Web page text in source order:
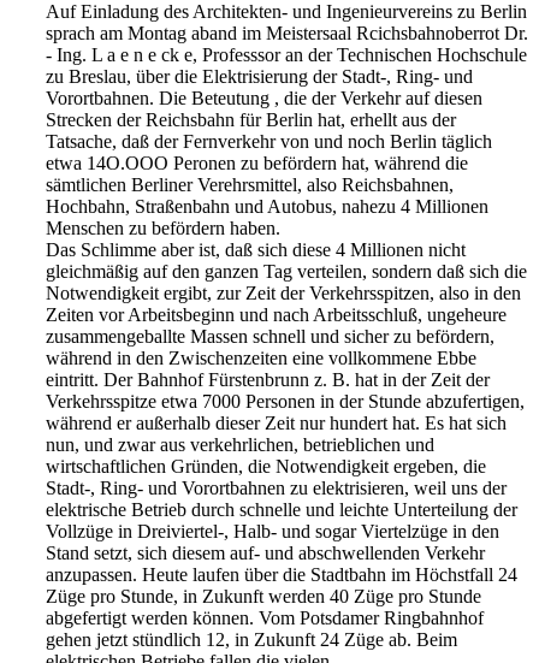
Auf Einladung des Architekten- und Ingenieurvereins zu Berlin
sprach am Montag aband im Meistersaal Rcichsbahnoberrot Dr.
- Ing. L a e n e ck e, Professsor an der Technischen Hochschule
zu Breslau, über die Elektrisierung der Stadt-, Ring- und
Vorortbahnen. Die Beteutung , die der Verkehr auf diesen
Strecken der Reichsbahn für Berlin hat, erhellt aus der
Tatsache, daß derFernverkehr von und noch Berlin täglich
etwa 14O.OOO Peronen zu befördern hat, während die
sämtlichen Berliner Verehrsmittel, also Reichsbahnen,
Hochbahn, Straßenbahn und Autobus, nahezu 4 Millionen
Menschen zu befördern haben.
Das Schlimme aber ist, daß sich diese 4 Millionen nicht
gleichmäßig auf den ganzen Tag verteilen, sondern daß sich die
Notwendigkeit ergibt, zur Zeit der Verkehrsspitzen, also in den
Zeiten vorArbeitsbeginn und nach Arbeitsschluß, ungeheure
zusammengeballte Massen schnell und sicher zu befördern,
während in den Zwischenzeiten eine vollkommene Ebbe
eintritt. Der Bahnhof Fürstenbrunn z. B. hat in der Zeit der
Verkehrsspitze etwa 7000 Personen in der Stunde abzufertigen,
während er außerhalb dieser Zeit nur hundert hat. Es hat sich
nun, und zwar aus verkehrlichen, betrieblichen und
wirtschaftlichen Gründen, die Notwendigkeit ergeben, die
Stadt-, Ring- und Vorortbahnen zu elektrisieren, weil uns der
elektrische Betrieb durch schnelle und leichte Unterteilung der
Vollzüge in Dreiviertel-, Halb- und sogar Viertelzüge in den
Stand setzt, sich diesem auf- und abschwellenden Verkehr
anzupassen. Heute laufen über die Stadtbahn im Höchstfall 24
Züge pro Stunde, in Zukunft werden 40 Züge pro Stunde
abgefertigt werden können. Vom Potsdamer Ringbahnhof
gehen jetzt stündlich 12, in Zukunft 24 Züge ab. Beim